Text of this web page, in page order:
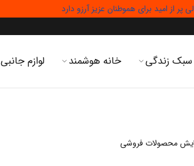
پر از امید برای هموطنان عزیز آرزو دارد
سبک زندگی خانه هوشمند لوازم جانبی
محصولات فروشی